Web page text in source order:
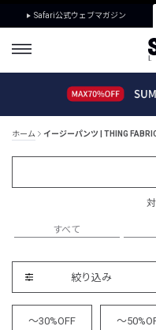
Safari公式ウェブマガジン
ホーム イージーパンツ | THING
すべて
絞り込み
～30%OFF ～